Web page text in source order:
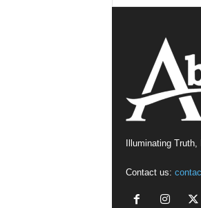
Illuminating
Contact us: